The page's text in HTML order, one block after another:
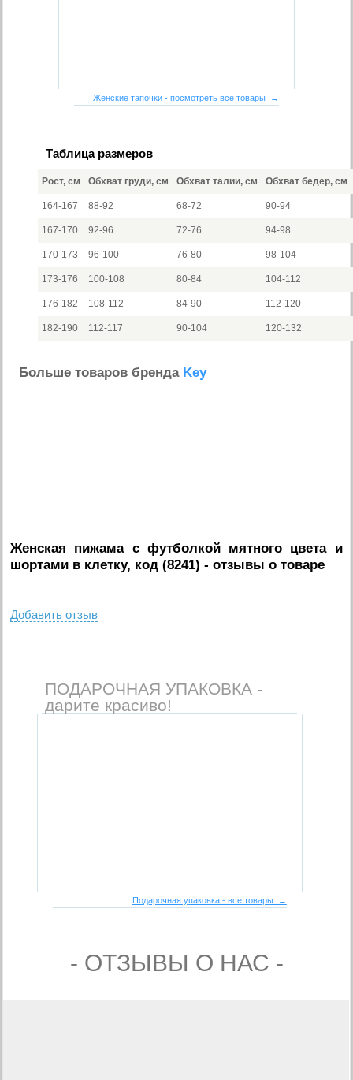
Женские тапочки - посмотреть все товары →
Таблица размеров
Рост, см Обхват груди, см Обхват талии, см Обхват бедер, см
164-167 88-92 68-72 90-94
167-170 92-96 72-76 94-98
170-173 96-100 76-80 98-104
173-176 100-108 80-84 104-112
176-182 108-112 84-90 112-120
182-190 112-117 90-104 120-132
Больше товаров бренда Key
Женская пижама с футболкой мятного цвета и
шортами в клетку, код (8241) - отзывы о товаре
Добавить отзыв
ПОДАРОЧНАЯ УПАКОВКА -
дарите красиво!
Подарочная упаковка - все товары →
- ОТЗЫВЫ О НАС -